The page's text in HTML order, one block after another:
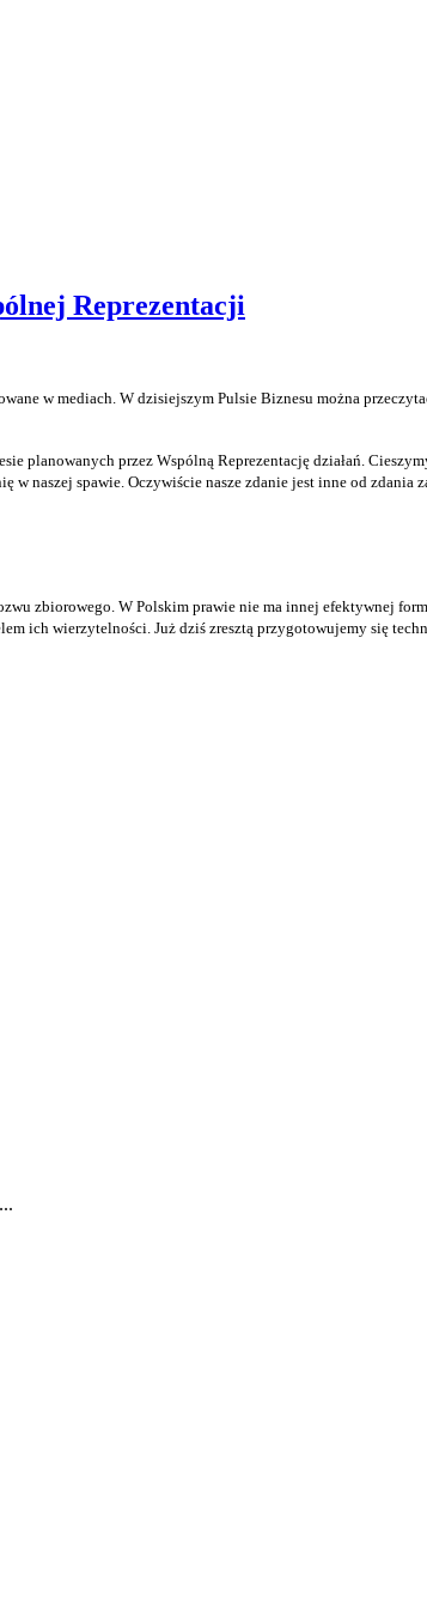
Reprezentacji
w mediach. W dzisiejszym Pulsie Biznesu można
planowanych przez Wspólną Reprezentację działań.
naszej spawie. Oczywiście nasze zdanie jest inne od zdania
zbiorowego. W Polskim prawie nie ma innej efektywnej
ich wierzytelności. Już dziś zresztą przygotowujemy się